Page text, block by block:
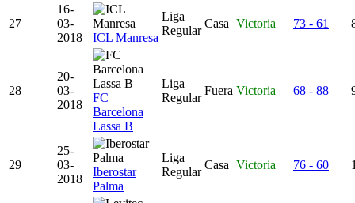
27
16-
03-
2018
ICL Manresa
Liga
Regular
Casa Victoria 73 - 61
28
20-
03-
2018
FC
Barcelona
Lassa B
Liga
Regular
Fuera Victoria 68 - 88
29
25-
03-
2018
Iberostar
Palma
Liga
Regular
Casa Victoria 76 - 60